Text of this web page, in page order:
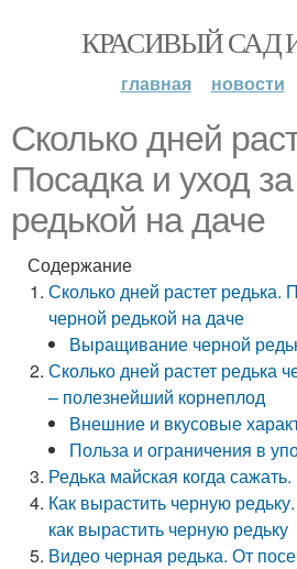
КРАСИВЫЙ САД
главная новости
Сколько дней
Посадка и уход
редькой на даче
Содержание
Сколько дней растет редька.
черной редькой на даче
Выращивание черной
Сколько дней растет редька
– полезнейший корнеплод
Внешние и вкусовые
Польза и ограничения в
Редька майская когда
Как вырастить черную
как вырастить черную редьку
Видео черная редька. От